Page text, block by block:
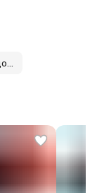
Ключи гаечные комбинированные с трещоткой